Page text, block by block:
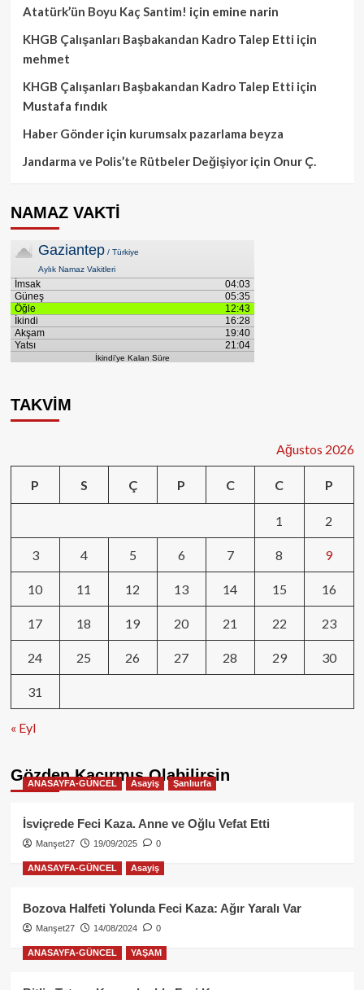
Atatürk’ün Boyu Kaç Santim! için emine narin
KHGB Çalışanları Başbakandan Kadro Talep Etti için
mehmet
KHGB Çalışanları Başbakandan Kadro Talep Etti için
Mustafa fındık
Haber Gönderiçin kurumsalx pazarlama beyza
Jandarma ve Polis’te Rütbeler Değişiyoriçin Onur Ç.
NAMAZ VAKTİ
TAKVİM
Ağustos 2026
P S Ç P C C P
1 2
3 4 5 6 7 8 9
10 11 12 13 14 15 16
17 18 19 20 21 22 23
24 25 26 27 28 29 30
31
« Eyl
Gözden Kaçırmış Olabilirsin
ANASAYFA-GÜNCEL Asayiş Şanlıurfa
İsviçrede Feci Kaza. Anne ve Oğlu Vefat Etti
Manşet27 19/09/2025 0
ANASAYFA-GÜNCEL Asayiş
Bozova Halfeti Yolunda Feci Kaza: Ağır Yaralı Var
Manşet27 14/08/2024 0
ANASAYFA-GÜNCEL YAŞAM